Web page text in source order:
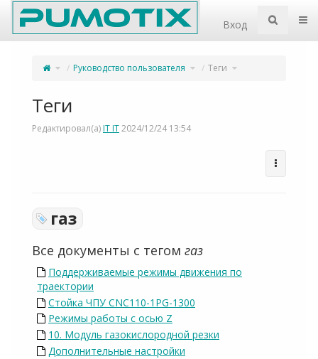
Home
Вход
Переключите
родительское
деревоРуководство пользователя Переключите
дерево
иерархии
Теги Переключите
дерево
иерархии
Теги
Редактировал(а)IT IT2024/12/24 13:54
газ
Все документы с тегом газ
Поддерживаемые режимы движения по
траектории
Стойка ЧПУ CNC110-1PG-1300
Режимы работы с осью Z
10. Модуль газокислородной резки
Дополнительные настройки